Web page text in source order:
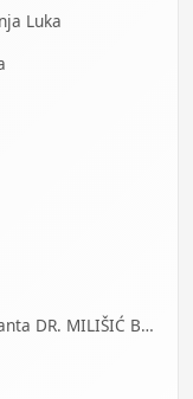
Luka
Z.U. Specijalistička Pedijatrijska Ambulanta DR. MILIŠIĆ Banja Luka